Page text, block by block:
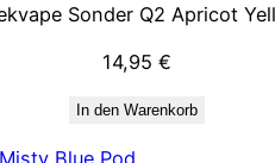
Sonder Q2 Apricot
14,95 €
In den Warenkorb